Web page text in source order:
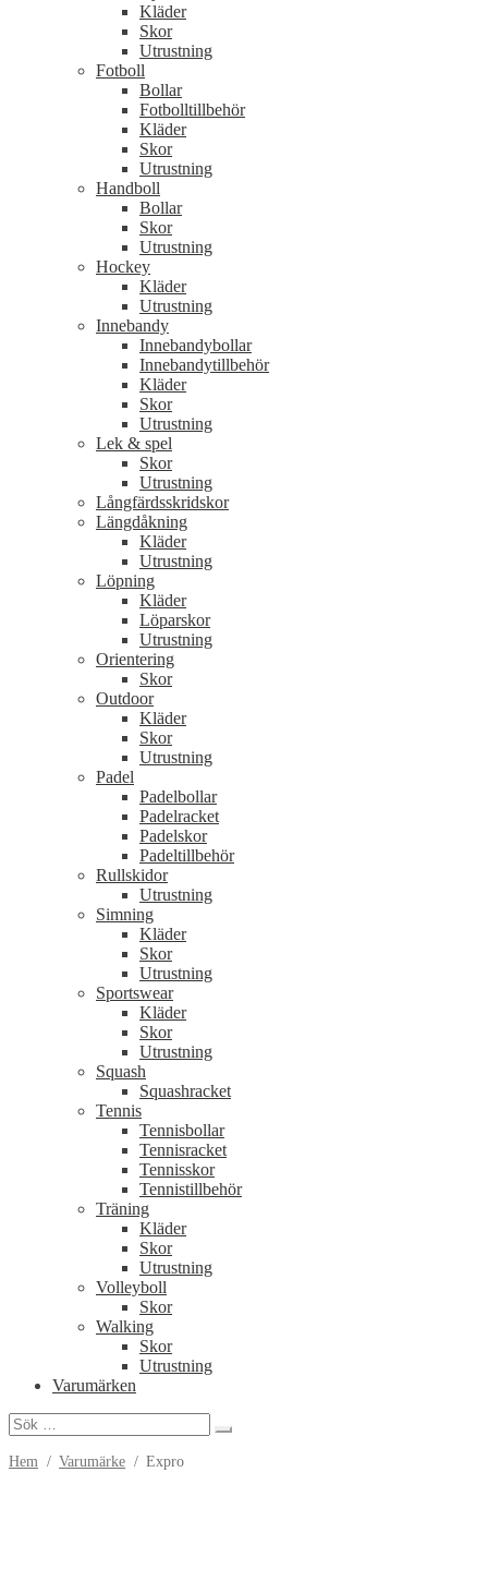
Kläder
Skor
Utrustning
Fotboll
Bollar
Fotbolltillbehör
Kläder
Skor
Utrustning
Handboll
Bollar
Skor
Utrustning
Hockey
Kläder
Utrustning
Innebandy
Innebandybollar
Innebandytillbehör
Kläder
Skor
Utrustning
Lek & spel
Skor
Utrustning
Långfärdsskridskor
Längdåkning
Kläder
Utrustning
Löpning
Kläder
Löparskor
Utrustning
Orientering
Skor
Outdoor
Kläder
Skor
Utrustning
Padel
Padelbollar
Padelracket
Padelskor
Padeltillbehör
Rullskidor
Utrustning
Simning
Kläder
Skor
Utrustning
Sportswear
Kläder
Skor
Utrustning
Squash
Squashracket
Tennis
Tennisbollar
Tennisracket
Tennisskor
Tennistillbehör
Träning
Kläder
Skor
Utrustning
Volleyboll
Skor
Walking
Skor
Utrustning
Varumärken
Sök
efter:
Hem / Varumärke / Expro